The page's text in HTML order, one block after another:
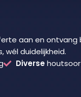
aan en ontvang
wél duidelijkheid.
Diverse